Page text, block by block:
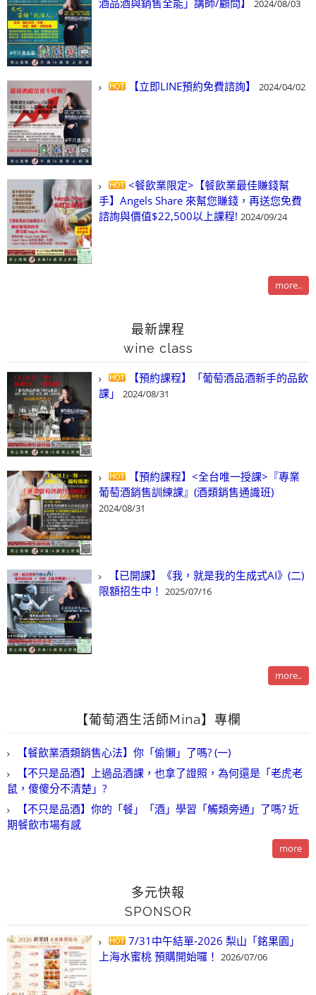
酒品酒與銷售全能」講師/顧問】
2024/08/03
【立即LINE預約免費諮詢】 2024/04/02
<餐飲業限定>【餐飲業最佳賺錢幫
手】Angels Share 來幫您賺錢，再送您免費
諮詢與價值$22,500以上課程! 2024/09/24
more..
最新課程
wine class
【預約課程】「葡萄酒品酒新手的品飲
課」
2024/08/31
【預約課程】<全台唯一授課>『專業
葡萄酒銷售訓練課』(酒類銷售通識班)
2024/08/31
【已開課】《我，就是我的生成式AI》(二)
限額招生中！ 2025/07/16
more..
【葡萄酒生活師Mina】專欄
【餐飲業酒類銷售心法】你「偷懶」了嗎? (一)
【不只是品酒】上過品酒課，也拿了證照，為何還是「老虎老
鼠，傻傻分不清楚」?
【不只是品酒】你的「餐」「酒」學習「觸類旁通」了嗎? 近
期餐飲市場有感
more
多元快報
SPONSOR
7/31中午結單-2026 梨山「銘果園」
上海水蜜桃 預購開始囉！ 2026/07/06